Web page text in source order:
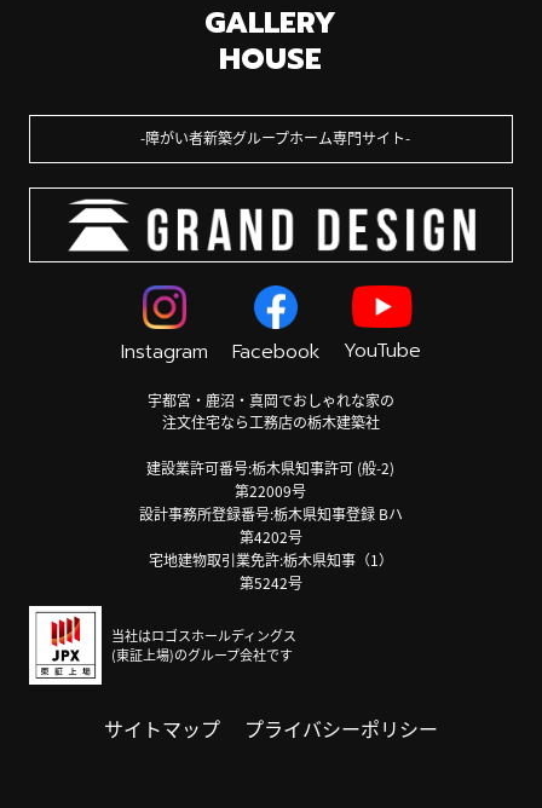
GALLERY
HOUSE
障がい者新築グループホーム専門サイト
Instagram Facebook YouTube
宇都宮・鹿沼・真岡でおしゃれな家の
注文住宅なら工務店の栃木建築社
建設業許可番号:栃木県知事許可 (般-2)
第22009号
設計事務所登録番号:栃木県知事登録 Bハ
第4202号
宅地建物取引業免許:栃木県知事（1）
第5242号
当社はロゴスホールディングス
(東証上場)のグループ会社です
サイトマップ プライバシーポリシー